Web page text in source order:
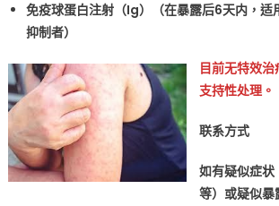
免疫球蛋白注射（Ig）（在暴露后6天内，适
抑制者）
目前无特效
支持性处理。
联系方式
如有疑似症
等）或疑似